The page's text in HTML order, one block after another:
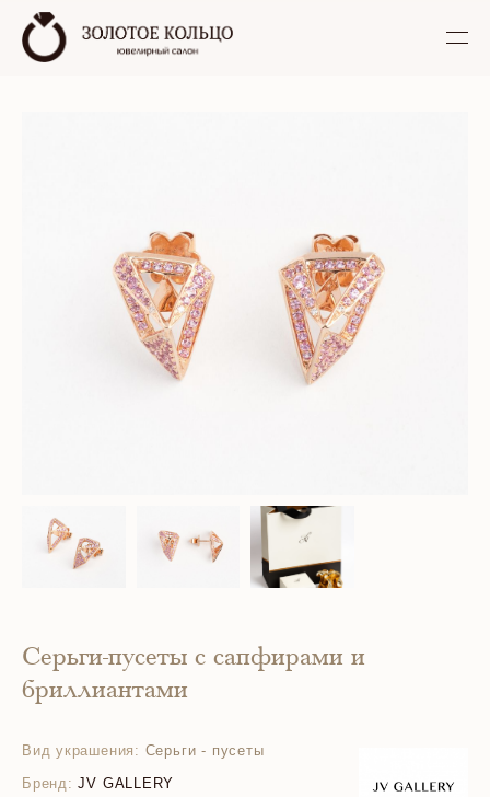
Серьги-пусеты с сапфирами и
бриллиантами
Вид украшения: Серьги - пусеты
Бренд: JV GALLERY